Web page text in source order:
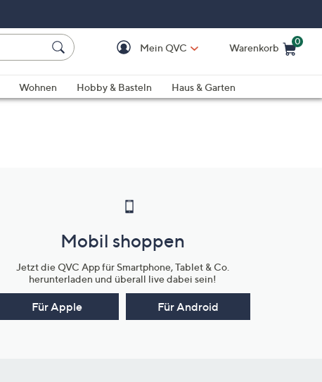
Mein QVC Warenkorb
0
Wohnen Hobby & Basteln
Haus & Garten
Mobil shoppen
Jetzt die QVC App für Smartphone, Tablet & Co.
herunterladen und überall live dabei sein!
Für Apple Für Android